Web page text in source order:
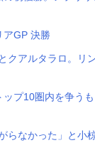
アGP 決勝
クアルタラロ。リ
プ10圏内を争う
らなかった」と